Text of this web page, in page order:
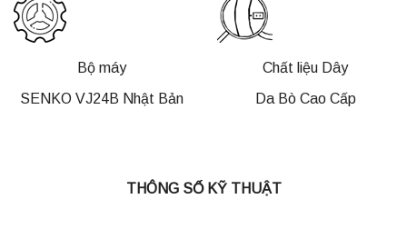
Bộ máy
SENKO VJ24B Nhật Bản
Chất liệu Dây
Da Bò Cao Cấp
THÔNG SỐ KỸ THUẬT